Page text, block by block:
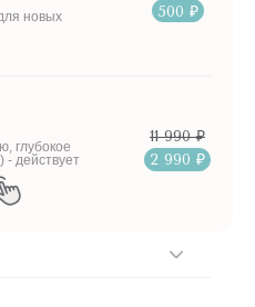
новых
500 ₽
глубокое
действует
11 990 ₽
2 990 ₽